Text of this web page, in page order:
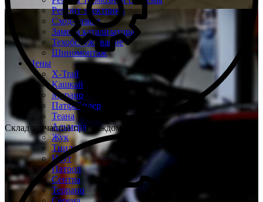
Ремонт электрики
Сход-развал
Замена катализатора
Техобслуживание
Шиномонтаж
Цены
X-Trail
Кашкай
Мурано
Патфайндер
Теана
Альмера
Жук
Тиида
Ноут
Патрол
Сентра
Террано
Склад запчастей при каждом техцентре